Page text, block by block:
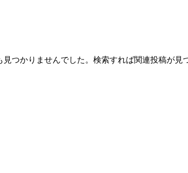
つかりませんでした。検索すれば関連投稿が見